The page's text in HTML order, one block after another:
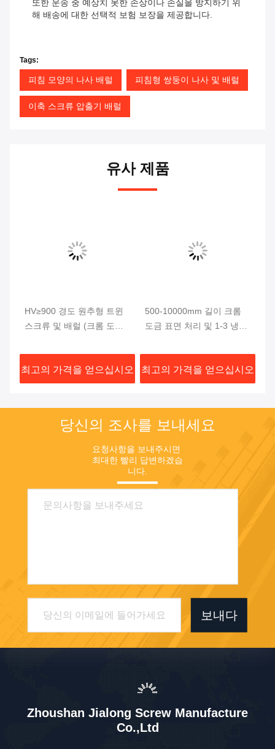
또한 운송 중 예상치 못한 손상이나 손실을 방지하기 위
해 배송에 대한 선택적 보험 보장을 제공합니다.
Tags:
피침 모양의 나사 배럴 피침형 쌍둥이 나사 및 배럴
이축 스크류 압출기 배럴
유사 제품
HV≥900 경도 원추형 트윈
스크류 및 배럴 (크롬 도금
10000mm) 사출 성형용
최고의 가격을 얻으십시오
500-10000mm 길이 크롬
도금 표면 처리 및 1-3 냉각
크류 및 배럴
최고의 가격을 얻으십시오
당신의 조사를 보내세요
요청사항을 보내주시면
최대한 빨리 답변하겠습
니다.
보내다
Zhoushan Jialong Screw Manufacture
Co.,Ltd